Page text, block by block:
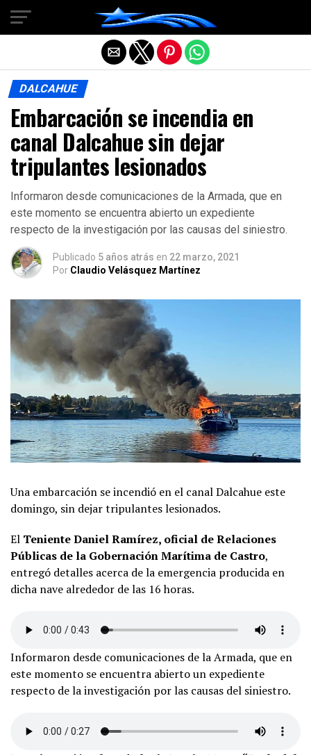
DALCAHUE
Embarcación se incendia en
canal Dalcahue sin dejar
tripulantes lesionados
Informaron desde comunicaciones de la Armada, que en
este momento se encuentra abierto un expediente
respecto de la investigación por las causas del siniestro.
Publicado 5 años atrás en 22 marzo, 2021
Por Claudio Velásquez Martínez
Una embarcación se incendió en el canal Dalcahue este
domingo, sin dejar tripulantes lesionados.
El Teniente Daniel Ramírez, oficial de Relaciones
Públicas de la Gobernación Marítima de Castro,
entregó detalles acerca de la emergencia producida en
dicha nave alrededor de las 16 horas.
Informaron desde comunicaciones de la Armada, que en
este momento se encuentra abierto un expediente
respecto de la investigación por las causas del siniestro.
Salir de la versión móvil